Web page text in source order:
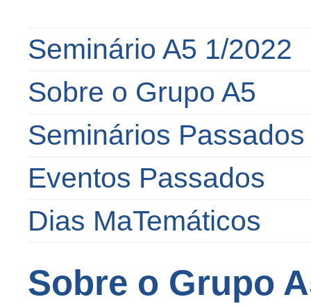
Seminário A5 1/2022
Sobre o Grupo A5
Seminários Passados
Eventos Passados
Dias MaTemáticos
Sobre o Grupo